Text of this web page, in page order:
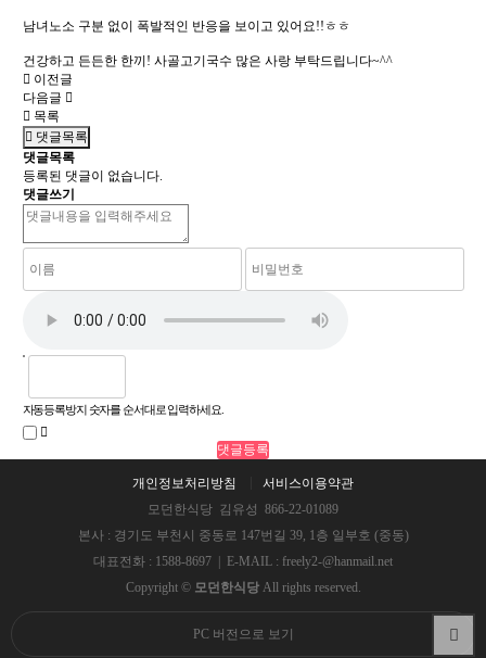
남녀노소 구분 없이 폭발적인 반응을 보이고 있어요!!ㅎㅎ
건강하고 든든한 한끼! 사골고기국수 많은 사랑 부탁드립니다~^^
이전글
다음글
목록
댓글목록
댓글목록
등록된 댓글이 없습니다.
댓글쓰기
자동등록방지 숫자를 순서대로 입력하세요.
개인정보처리방침
서비스이용약관
모던한식당 김유성 866-22-01089
본사 : 경기도 부천시 중동로 147번길 39, 1층 일부호 (중동)
대표전화 : 1588-8697 | E-MAIL : freely2-@hanmail.net
Copyright © 모던한식당All rights reserved.
PC 버전으로 보기